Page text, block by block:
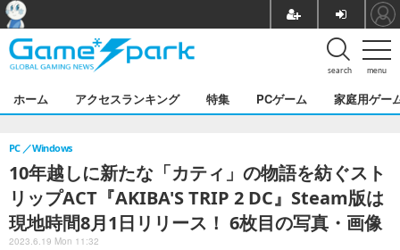
menu
search
ホーム アクセスランキング 特集 PCゲーム 家庭用ゲー
10年越しに新たな「カティ」の物語を紡ぐスト
リップACT『AKIBA'S TRIP 2 DC』Steam版は
現地時間8月1日リリース！ 6枚目の写真・画像
PC Windows
2023.6.19 Mon 11:32